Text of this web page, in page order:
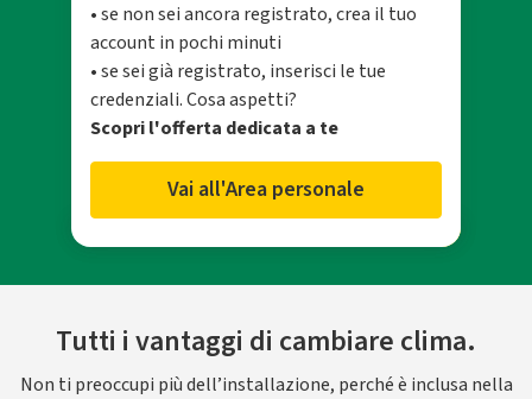
• se non sei ancora registrato, crea il tuo
account in pochi minuti
• se sei già registrato, inserisci le tue
credenziali. Cosa aspetti?
Scopri l'offerta dedicata a te
Vai all'Area personale
Tutti i vantaggi di cambiare clima.
Non ti preoccupi più dell’installazione, perché è inclusa nella